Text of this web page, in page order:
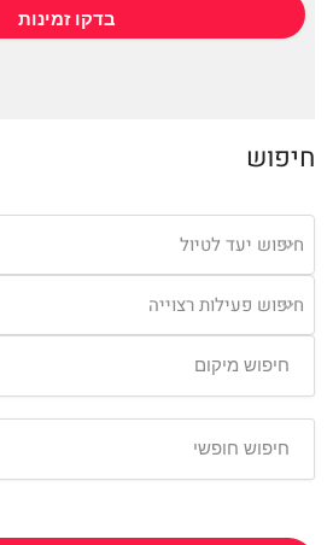
חיפוש
חיפוש יעד לטיול
חיפוש פעילות רצוייה